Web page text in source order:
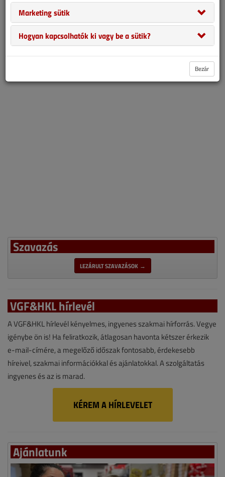
és a hatósági fellépés.
2025. decemberi lapszám
Szavazás
LEZÁRULT SZAVAZÁSOK →
VGF&HKL hírlevél
A VGF&HKL hírlevél kényelmes, ingyenes szakmai hírforrás. Vegye
igénybe ön is! Ha feliratkozik, átlagosan havonta kétszer érkezik
e-mail-címére, a megelőző időszak fontosabb, érdekesebb
híreivel, szakmai információkkal és ajánlatokkal. A szolgáltatás
ingyenes és az is marad.
KÉREM A HÍRLEVELET
Ajánlatunk
Marketing sütik
Hogyan kapcsolhatók ki vagy be a sütik?
Bezár